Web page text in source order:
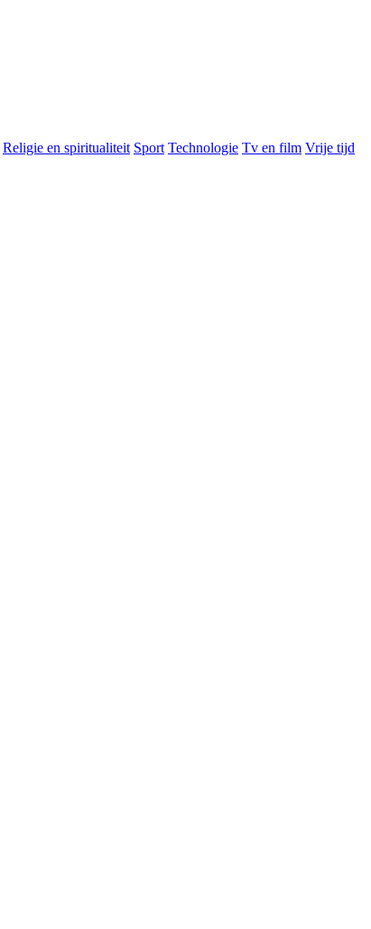
Religie en spiritualiteit Sport Technologie Tv en film Vrije tijd